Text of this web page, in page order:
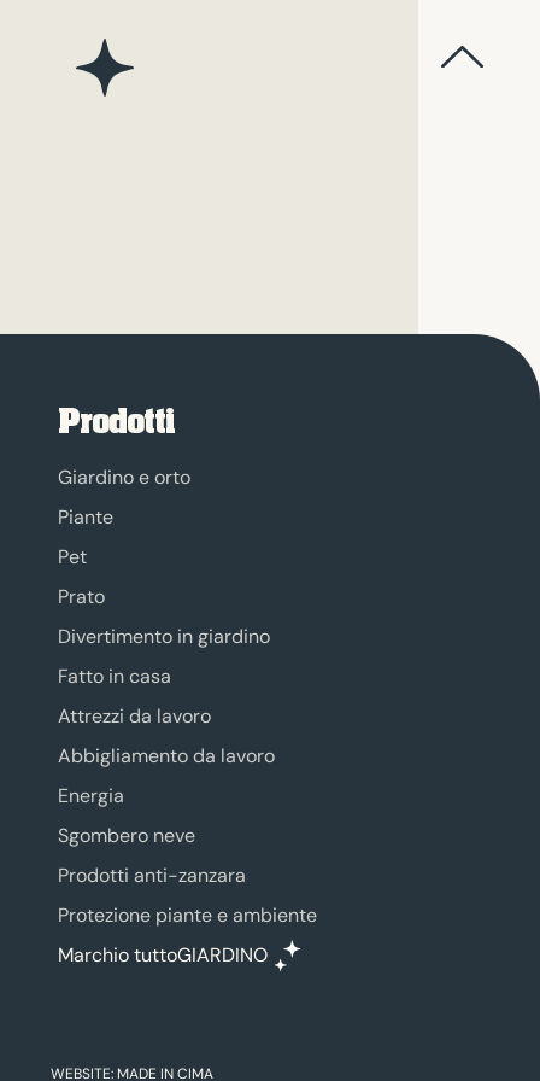
Prodotti
Giardino e orto
Piante
Pet
Prato
Divertimento in giardino
Fatto in casa
Attrezzi da lavoro
Abbigliamento da lavoro
Energia
Sgombero neve
Prodotti anti-zanzara
Protezione piante e ambiente
Marchio tuttoGIARDINO
WEBSITE: MADE IN CIMA